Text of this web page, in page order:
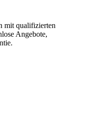
mit qualifizierten
Angebote,